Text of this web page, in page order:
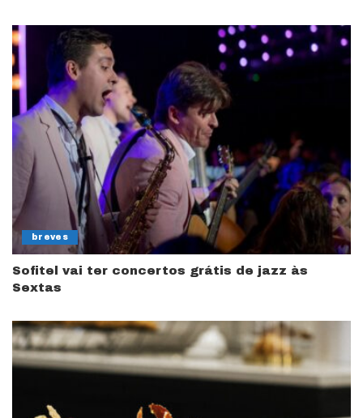
breves
Sofitel vai ter concertos grátis de jazz às
Sextas